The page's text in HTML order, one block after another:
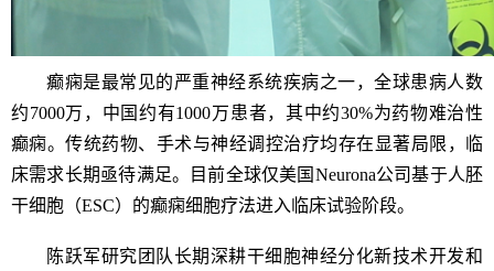
癫痫是最常见的严重神经系统疾病之一，全球患病人数
约7000万，中国约有1000万患者，其中约30%为药物难治性
癫痫。传统药物、手术与神经调控治疗均存在显著局限，临
床需求长期亟待满足。目前全球仅美国 Neurona公司基于人胚
干细胞（ESC）的癫痫细胞疗法进入临床试验阶段。
陈跃军研究团队长期深耕干细胞神经分化新技术开发和